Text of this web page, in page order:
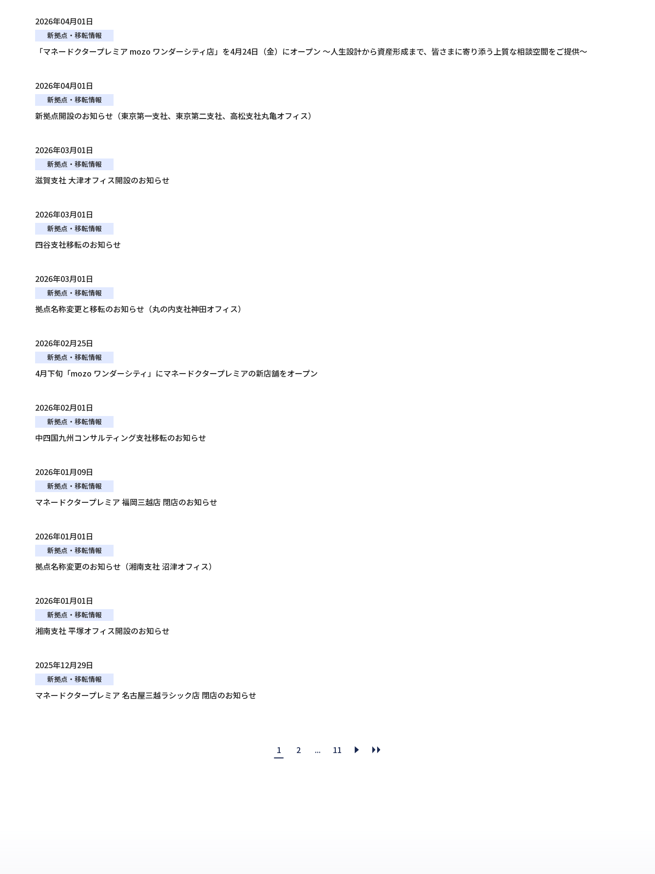
2026年04月01日
新拠点・移転情報
「マネードクタープレミア mozo ワンダーシティ店」を4月24日（金）にオープン ～人生設計から資産形成まで、皆さまに寄り添う上質な相談空間をご提供～
2026年04月01日
新拠点・移転情報
新拠点開設のお知らせ（東京第一支社、東京第二支社、高松支社丸亀オフィス）
2026年03月01日
新拠点・移転情報
滋賀支社 大津オフィス開設のお知らせ
2026年03月01日
新拠点・移転情報
四谷支社移転のお知らせ
2026年03月01日
新拠点・移転情報
拠点名称変更と移転のお知らせ（丸の内支社神田オフィス）
2026年02月25日
新拠点・移転情報
4月下旬「mozo ワンダーシティ」にマネードクタープレミアの新店舗をオープン
2026年02月01日
新拠点・移転情報
中四国九州コンサルティング支社移転のお知らせ
2026年01月09日
新拠点・移転情報
マネードクタープレミア 福岡三越店 閉店のお知らせ
2026年01月01日
新拠点・移転情報
拠点名称変更のお知らせ（湘南支社 沼津オフィス）
2026年01月01日
新拠点・移転情報
湘南支社 平塚オフィス開設のお知らせ
2025年12月29日
新拠点・移転情報
マネードクタープレミア 名古屋三越ラシック店 閉店のお知らせ
1 2 ... 11